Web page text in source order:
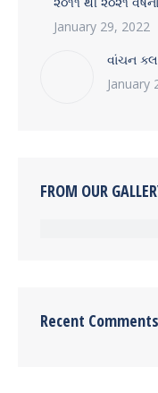
January 29, 2022
વાંચન
January
FROM OUR
Recent Comments